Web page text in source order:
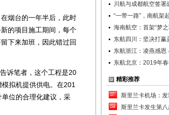
烟台的一年半后，此时
的项目施工期间，每个
下来加班，因此错过回
诉笔者，这个工程是20
拟机提供供电。在201
位的合理化建议，采
川航与成都航空签署
“一带一路”，南航架
海南航空：首架“梦
东航四川：坚决打赢
东航浙江：凌燕感恩
东航北京：2019年
精彩推荐
斯里兰卡机场：
斯里兰卡发生第